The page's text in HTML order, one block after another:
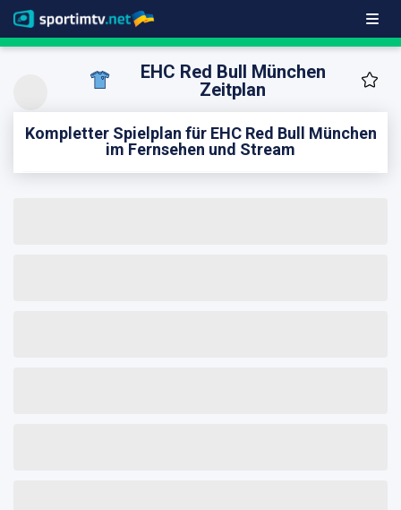
EHC Red Bull München
Zeitplan
Kompletter Spielplan für EHC Red Bull München
im Fernsehen und Stream